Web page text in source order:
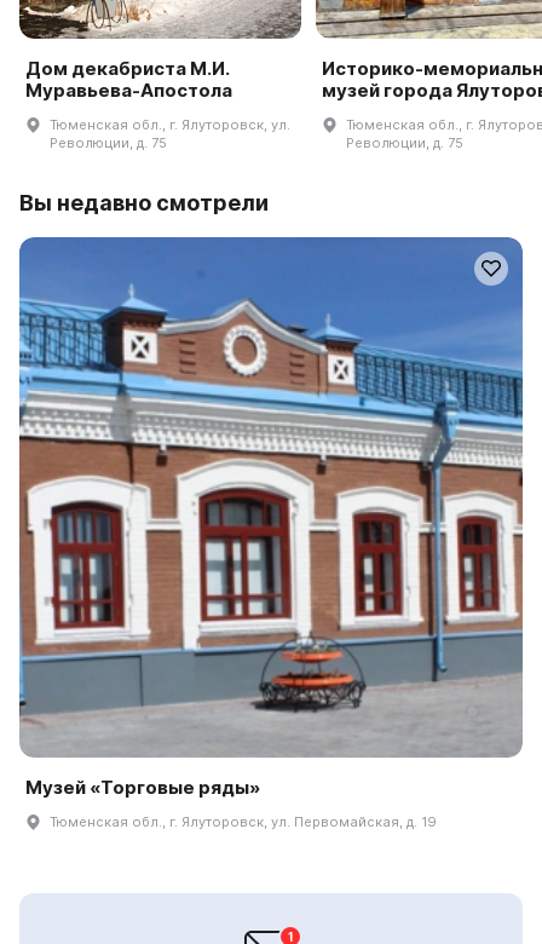
Дом декабриста М.И.
Муравьева-Апостола
Тюменская обл., г. Ялуторовск, ул.
Революции, д. 75
Историко-
музей города
Тюменская обл., г.
Революции, д. 75
Вы недавно смотрели
Музей «Торговые ряды»
Тюменская обл., г. Ялуторовск, ул. Первомайская, д. 19